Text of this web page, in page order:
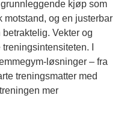
kjøp som
motstand, og en justerbar
Vekter og
I
løsninger – fra
treningsmatter med
mer